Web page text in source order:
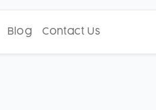
Blog Contact Us